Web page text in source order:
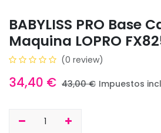
BABYLISS PRO Base
Maquina LOPRO
(0 review)
34,40 € 43,00€ Impuestos